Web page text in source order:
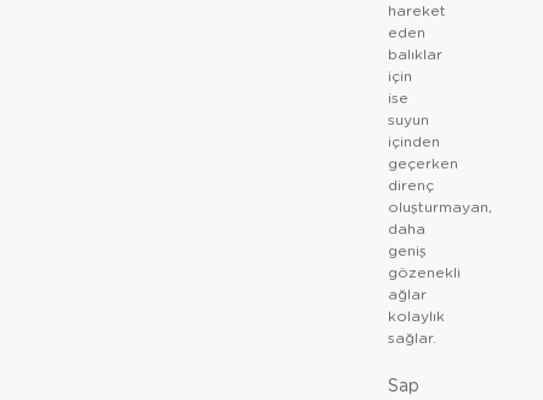
hareket
eden
balıklar
için
ise
suyun
içinden
geçerken
direnç
oluşturmayan,
daha
geniş
gözenekli
ağlar
kolaylık
sağlar.
Sap